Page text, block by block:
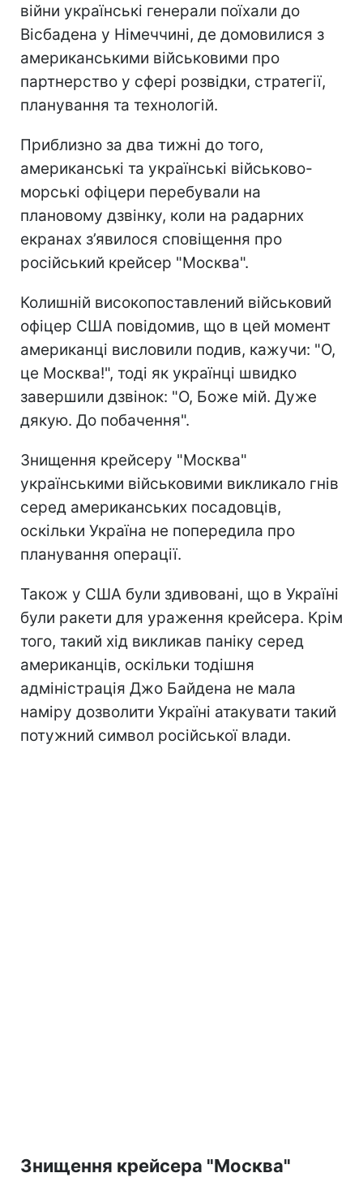
війни українські генерали поїхали до
Вісбадена у Німеччині, де домовилися з
американськими військовими про
партнерство у сфері розвідки, стратегії,
планування та технологій.
Приблизно за два тижні до того,
американські та українські військово-
морські офіцери перебували на
плановому дзвінку, коли на радарних
екранах з’явилося сповіщення про
російський крейсер "Москва".
Колишній високопоставлений військовий
офіцер США повідомив, що в цей момент
американці висловили подив, кажучи: "О,
це Москва!", тоді як українці швидко
завершили дзвінок: "О, Боже мій. Дуже
дякую. До побачення".
Знищення крейсеру "Москва"
українськими військовими викликало гнів
серед американських посадовців,
оскільки Україна не попередила про
планування операції.
Також у США були здивовані, що в Україні
були ракети для ураження крейсера. Крім
того, такий хід викликав паніку серед
американців, оскільки тодішня
адміністрація Джо Байдена не мала
наміру дозволити Україні атакувати такий
потужний символ російської влади.
Знищення крейсера "Москва"